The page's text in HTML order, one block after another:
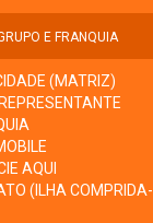
E FRANQUIA
(MATRIZ)
AQUI
(ILHA COMPRIDA-